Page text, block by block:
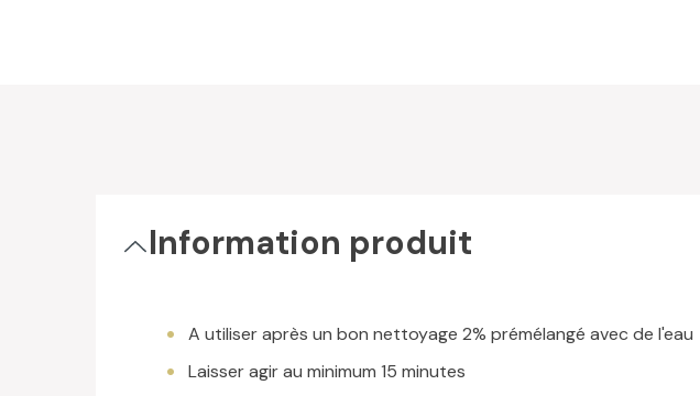
Information produit
A utiliser après un bon nettoyage 2% prémélangé avec de l'eau
Laisser agir au minimum 15 minutes